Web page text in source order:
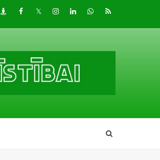
DraugiemFacebook
TwitterInstagram
LinkedInwhatsapp
RSS